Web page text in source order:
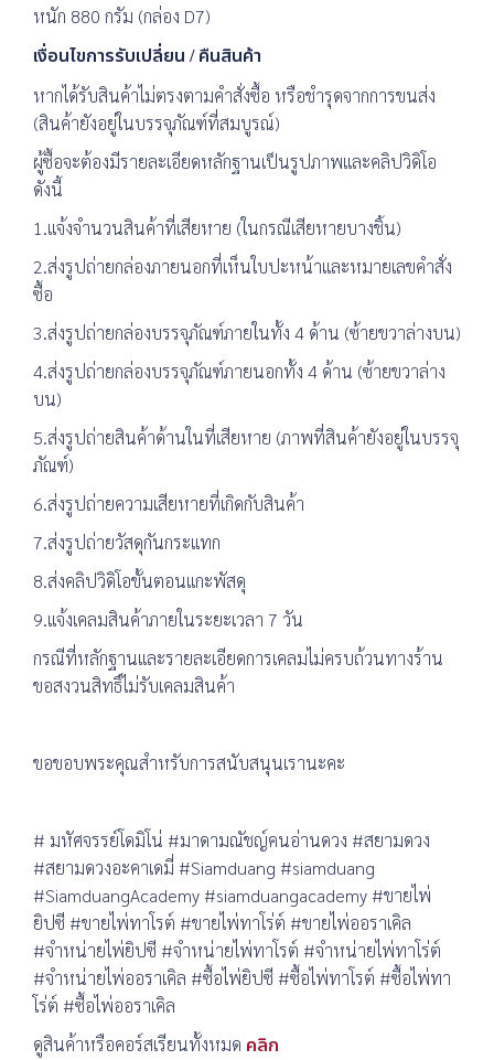
หนัก 880 กรัม (กล่อง D7)
เงื่อนไขการรับเปลี่ยน / คืนสินค้า
หากได้รับสินค้าไม่ตรงตามคำสั่งซื้อ หรือชำรุดจากการขนส่ง
(สินค้ายังอยู่ในบรรจุภัณฑ์ที่สมบูรณ์)
ผู้ซื้อจะต้องมีรายละเอียดหลักฐานเป็นรูปภาพและคลิปวิดิโอ
ดังนี้
1.แจ้งจำนวนสินค้าที่เสียหาย (ในกรณีเสียหายบางชิ้น)
2.ส่งรูปถ่ายกล่องภายนอกที่เห็นใบปะหน้าและหมายเลขคำสั่ง
ซื้อ
3.ส่งรูปถ่ายกล่องบรรจุภัณฑ์ภายในทั้ง 4 ด้าน (ซ้ายขวาล่างบน)
4.ส่งรูปถ่ายกล่องบรรจุภัณฑ์ภายนอกทั้ง 4 ด้าน (ซ้ายขวาล่าง
บน)
5.ส่งรูปถ่ายสินค้าด้านในที่เสียหาย (ภาพที่สินค้ายังอยู่ในบรรจุ
ภัณฑ์)
6.ส่งรูปถ่ายความเสียหายที่เกิดกับสินค้า
7.ส่งรูปถ่ายวัสดุกันกระแทก
8.ส่งคลิปวิดิโอขั้นตอนแกะพัสดุ
9.แจ้งเคลมสินค้าภายในระยะเวลา 7 วัน
กรณีที่หลักฐานและรายละเอียดการเคลมไม่ครบถ้วนทางร้าน
ขอสงวนสิทธิ์ไม่รับเคลมสินค้า
ขอขอบพระคุณสำหรับการสนับสนุนเรานะคะ
# มหัศจรรย์โดมิโน่ #มาดามณัชญ์คนอ่านดวง #สยามดวง
#สยามดวงอะคาเดมี่ #Siamduang #siamduang
#SiamduangAcademy #siamduangacademy #ขายไพ่
ยิปซี #ขายไพ่ทาโรต์ #ขายไพ่ทาโร่ต์ #ขายไพ่ออราเคิล
#จำหน่ายไพ่ยิปซี #จำหน่ายไพ่ทาโรต์ #จำหน่ายไพ่ทาโร่ต์
#จำหน่ายไพ่ออราเคิล #ซื้อไพ่ยิปซี #ซื้อไพ่ทาโรต์ #ซื้อไพ่ทา
โร่ต์ #ซื้อไพ่ออราเคิล
ดูสินค้าหรือคอร์สเรียนทั้งหมด คลิก